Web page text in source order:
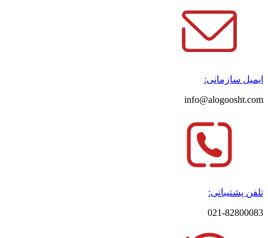
ایمیل سازمانی:
info@alogoosht.com
تلفن پشتیبانی:
021-82800083